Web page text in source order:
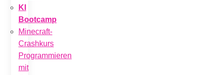
KI
Bootcamp
Minecraft-
Crashkurs
Programmieren
mit